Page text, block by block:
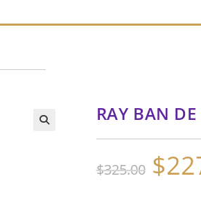
RAY BAN
$325.00
El
precio
original
$